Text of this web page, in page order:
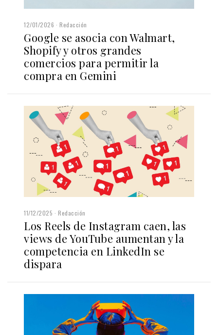
12/01/2026 Redacción
Google se asocia con Walmart,
Shopify y otros grandes
comercios para permitir la
compra en Gemini
11/12/2025 Redacción
Los Reels de Instagram caen, las
views de YouTube aumentan y la
competencia en LinkedIn se
dispara